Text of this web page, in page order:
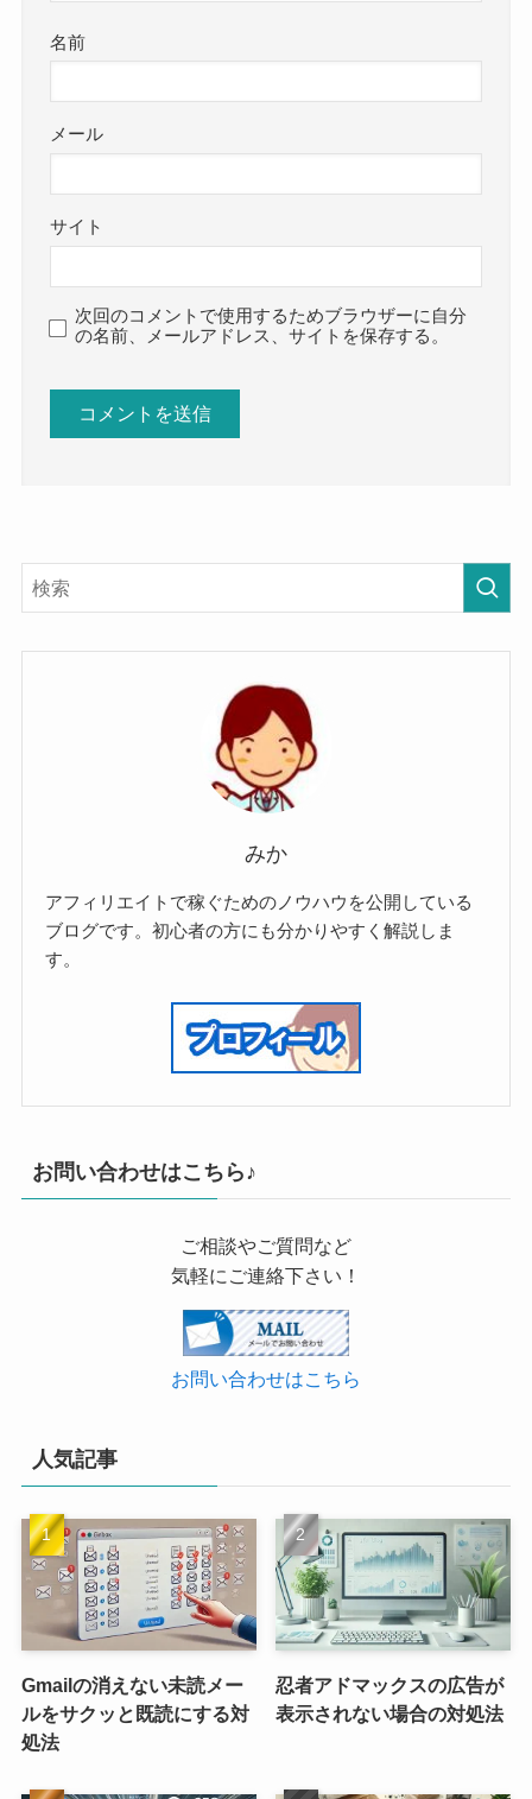
名前
メール
サイト
次回のコメントで使用するためブラウザーに自分
の名前、メールアドレス、サイトを保存する。
みか
アフィリエイトで稼ぐためのノウハウを公開している
ブログです。初心者の方にも分かりやすく解説しま
す。
お問い合わせはこちら♪
ご相談やご質問など
気軽にご連絡下さい！
お問い合わせはこちら
人気記事
Gmailの消えない未読メー
ルをサクッと既読にする対
処法
忍者アドマックスの広告が
表示されない場合の対処法